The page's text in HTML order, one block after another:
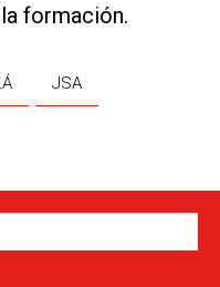
formación.
JSA